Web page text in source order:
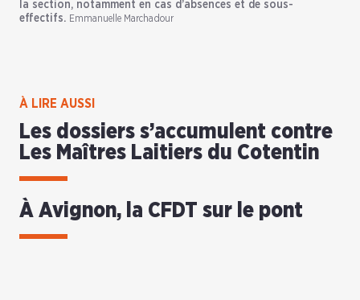
la section, notamment en cas d’absences et de sous-
effectifs. Emmanuelle Marchadour
À LIRE AUSSI
Les dossiers s’accumulent contre
Les Maîtres Laitiers du Cotentin
À Avignon, la CFDT sur le pont